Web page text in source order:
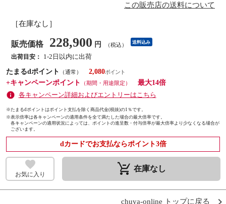
この販売店の送料について
［在庫なし］
販売価格 228,900 円 （税込） 送料込み
出荷目安：
1-2日以内に出荷
たまるdポイント
（通常）
2,080
+キャンペーンポイント
（期間・用途限定）
最大14倍
各キャンペーン詳細およびエントリーはこちら
※たまるdポイントはポイント支払を除く商品代金(税抜)の1％です。
※表示倍率は各キャンペーンの適用条件を全て満たした場合の最大倍率です。
各キャンペーンの適用状況によっては、ポイントの進呈数・付与倍率が最大倍率より少なくなる場合が
ございます。
dカードでお支払ならポイント3倍
お気に入り remove_shopping_cart 在庫なし
chuya-online トップに戻る